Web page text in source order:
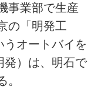
事業部で生産
の「明発工
うオートバイを
発）は、明石で